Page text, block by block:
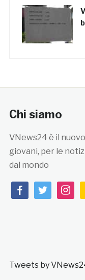
Chi siamo
VNews24 è il
giovani, per le
dal mondo
facebooktwitter
Tweets by